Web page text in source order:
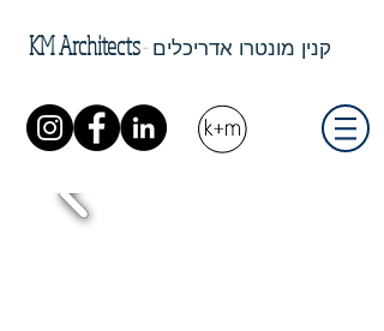
KM Architects- קנין מונטרו אדריכלים